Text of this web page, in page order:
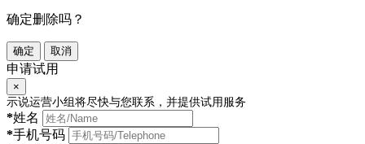
确定删除吗？
确定 取消
申请试用
×
示说运营小组将尽快与您联系，并提供试用服务
*姓名
*手机号码